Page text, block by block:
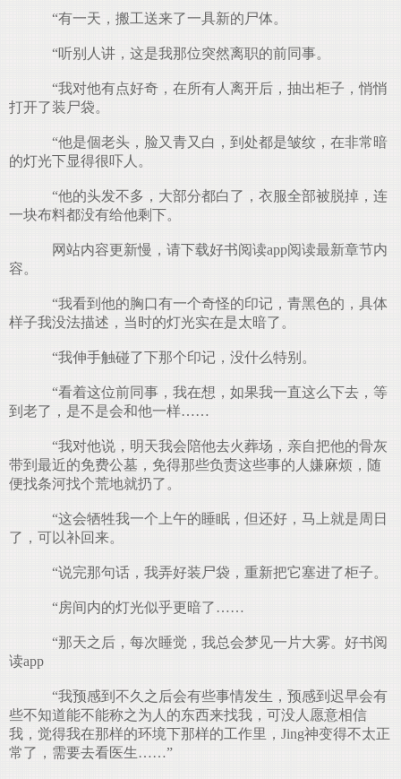
“有一天，搬工送来了一具新的尸体。
“听别人讲，这是我那位突然离职的前同事。
“我对他有点好奇，在所有人离开后，抽出柜子，悄悄
打开了装尸袋。
“他是個老头，脸又青又白，到处都是皱纹，在非常暗
的灯光下显得很吓人。
“他的头发不多，大部分都白了，衣服全部被脱掉，连
一块布料都没有给他剩下。
网站内容更新慢，请下载好书阅读app阅读最新章节内
容。
“我看到他的胸口有一个奇怪的印记，青黑色的，具体
样子我没法描述，当时的灯光实在是太暗了。
“我伸手触碰了下那个印记，没什么特别。
“看着这位前同事，我在想，如果我一直这么下去，等
到老了，是不是会和他一样……
“我对他说，明天我会陪他去火葬场，亲自把他的骨灰
带到最近的免费公墓，免得那些负责这些事的人嫌麻烦，随
便找条河找个荒地就扔了。
“这会牺牲我一个上午的睡眠，但还好，马上就是周日
了，可以补回来。
“说完那句话，我弄好装尸袋，重新把它塞进了柜子。
“房间内的灯光似乎更暗了……
“那天之后，每次睡觉，我总会梦见一片大雾。好书阅
读app
“我预感到不久之后会有些事情发生，预感到迟早会有
些不知道能不能称之为人的东西来找我，可没人愿意相信
我，觉得我在那样的环境下那样的工作里，Jing神变得不太正
常了，需要去看医生……”